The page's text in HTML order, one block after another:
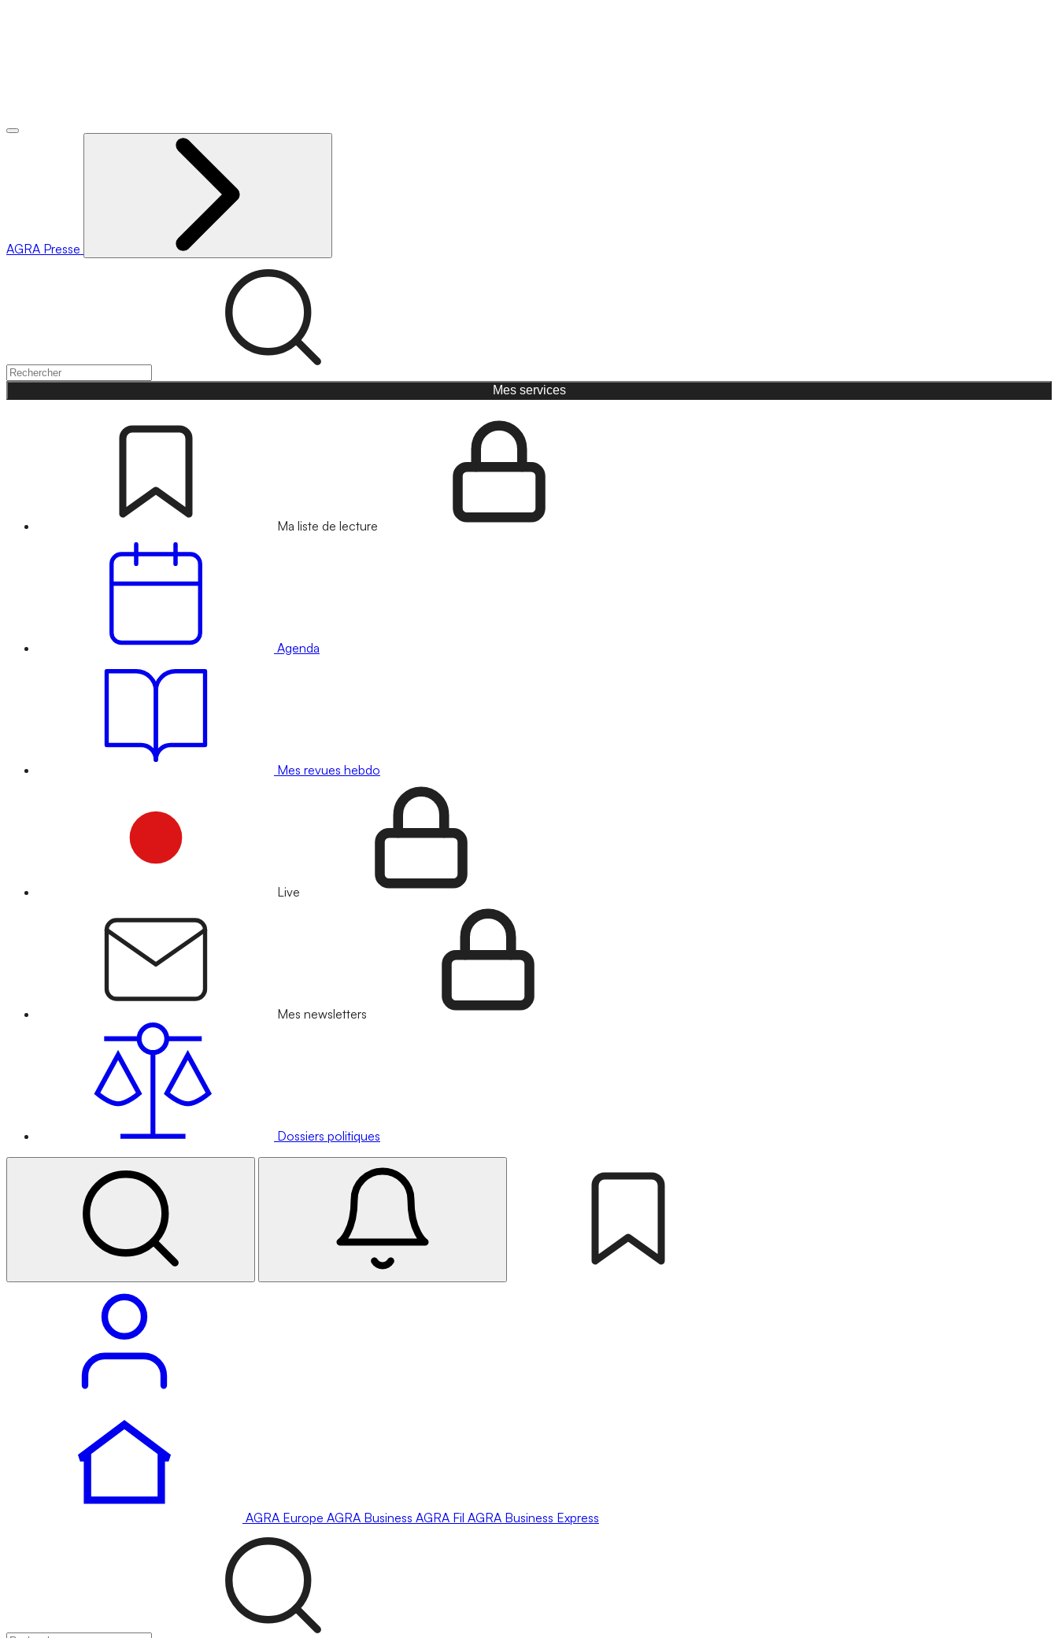
AGRA Presse
Mes services
Ma liste de lecture
Agenda
Mes revues hebdo
Live
Mes newsletters
Dossiers politiques
AGRA Europe AGRA Business AGRA Fil AGRA Business Express